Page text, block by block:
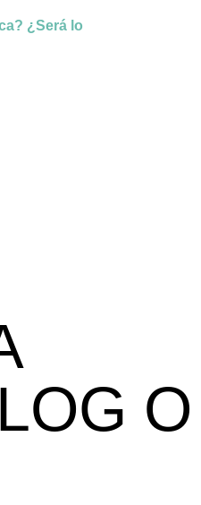
¿Será lo
O